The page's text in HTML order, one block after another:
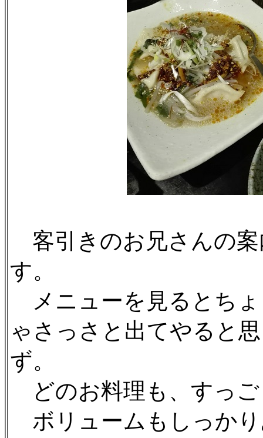
客引きのお兄さんの
す。
メニューを見るとち
ゃさっさと出てやると
ず。
どのお料理も、すっ
ボリュームもしっか